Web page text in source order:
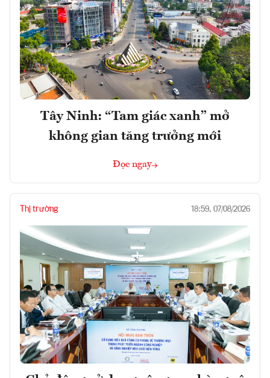
Tây Ninh: “Tam giác xanh” mở
không gian tăng trưởng mới
Đọc ngay
Thị trường 18:59, 07/08/2026